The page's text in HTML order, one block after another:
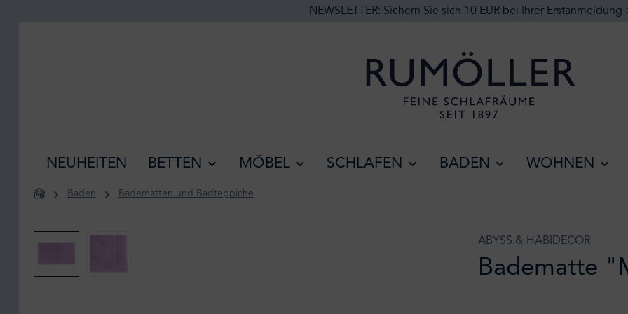
NEWSLETTER: Sichern Sie sich 10 EUR bei Ihrer Erstanmeldung
NEUHEITEN BETTEN MÖBEL SCHLAFEN BADEN WOHNEN
Baden Badematten und Badteppiche
ABYSS & HABIDECOR
Badematte